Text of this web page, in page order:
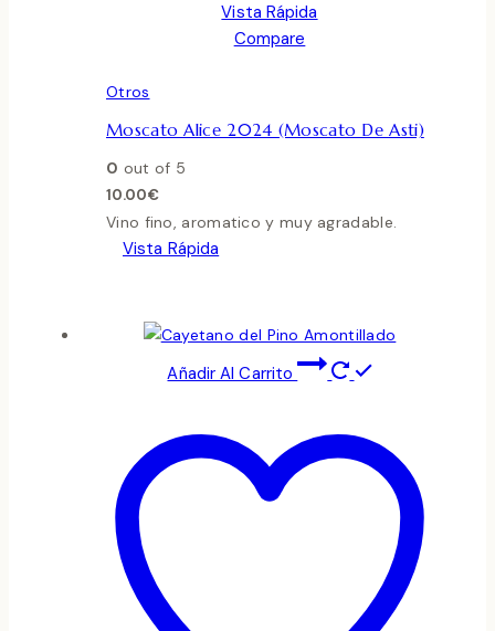
Vista Rápida
Compare
Otros
Moscato Alice 2024 (Moscato De Asti)
0 out of 5
10.00€
Vino fino, aromatico y muy agradable.
Vista Rápida
Añadir Al Carrito